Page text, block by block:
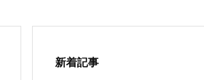
新着記事